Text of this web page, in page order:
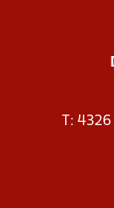
T: